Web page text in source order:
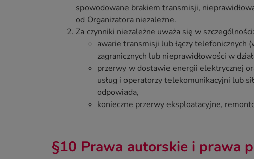
spowodowane brakiem transmisji,
od Organizatora niezależne.
Za czynniki niezależne uważa się w szczególności:
awarie transmisji lub łączy telefonicznych
zagranicznych lub nieprawidłowości w
przerwy w dostawie energii elektrycznej
usług i operatorzy telekomunikacyjni lub
odpowiada,
konieczne przerwy eksploatacyjne,
§10 Prawa autorskie i prawa